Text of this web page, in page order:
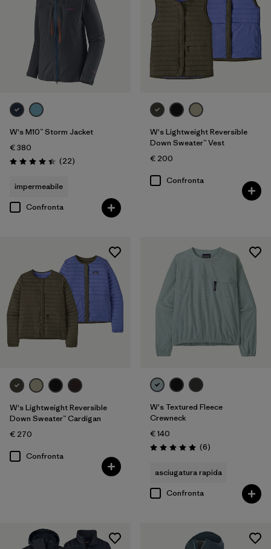
W's M10™ Storm Jacket
€ 380
Valutazione: 4.4 / 5
(22Recensioni
)
impermeabile
Confronta
W's Lightweight Reversible
Down Sweater™ Vest
€ 200
Confronta
W's Lightweight Reversible
Down Sweater™ Cardigan
€ 270
Confronta
W's Textured Fleece
Crewneck
€ 140
Valutazione: 5.0 / 5
(6Recensioni
)
asciugatura rapida
Confronta